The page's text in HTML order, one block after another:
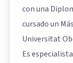
con una
cursado un
Universitat
Es